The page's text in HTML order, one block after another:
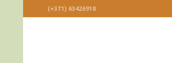
(+371) 63426918